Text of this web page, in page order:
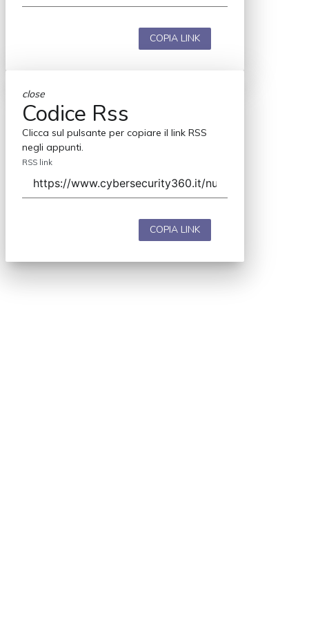
COPIA LINK
close
Codice Rss
Clicca sul pulsante per copiare il link RSS
negli appunti.
RSS link
COPIA LINK